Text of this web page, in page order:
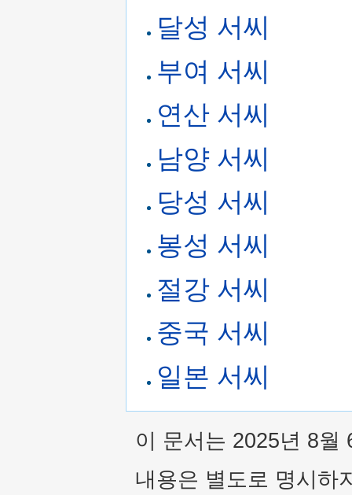
달성 서씨
부여 서씨
연산 서씨
남양 서씨
당성 서씨
봉성 서씨
절강 서씨
중국 서씨
일본 서씨
이 문서는 2025년 8월
내용은 별도로 명시하